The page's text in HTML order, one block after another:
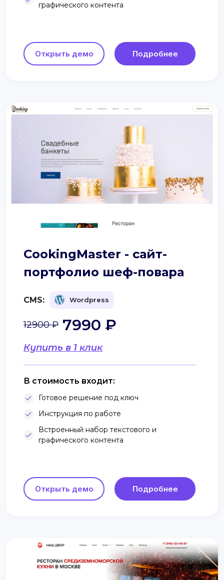
графического контента
Открыть демо Подробнее
CookingMaster - сайт-
портфолио шеф-повара
CMS: Wordpress
Купить в 1 клик
12900 ₽ 7990 ₽
В стоимость входит:
Готовое решение под ключ
Инструкция по работе
Встроенный набор текстового и
графического контента
Открыть демо Подробнее